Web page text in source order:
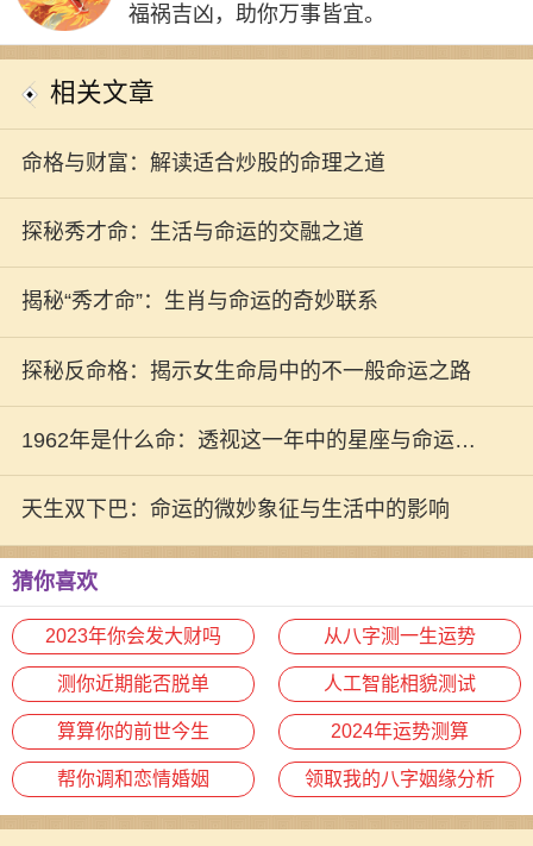
福祸吉凶，助你万事皆宜。
相关文章
命格与财富：解读适合炒股的命理之道
探秘秀才命：生活与命运的交融之道
揭秘“秀才命”：生肖与命运的奇妙联系
探秘反命格：揭示女生命局中的不一般命运之路
1962年是什么命：透视这一年中的星座与命运变
迁
天生双下巴：命运的微妙象征与生活中的影响
猜你喜欢
2023年你会发大财吗 从八字测一生运势
测你近期能否脱单 人工智能相貌测试
算算你的前世今生 2024年运势测算
帮你调和恋情婚姻 领取我的八字姻缘分析